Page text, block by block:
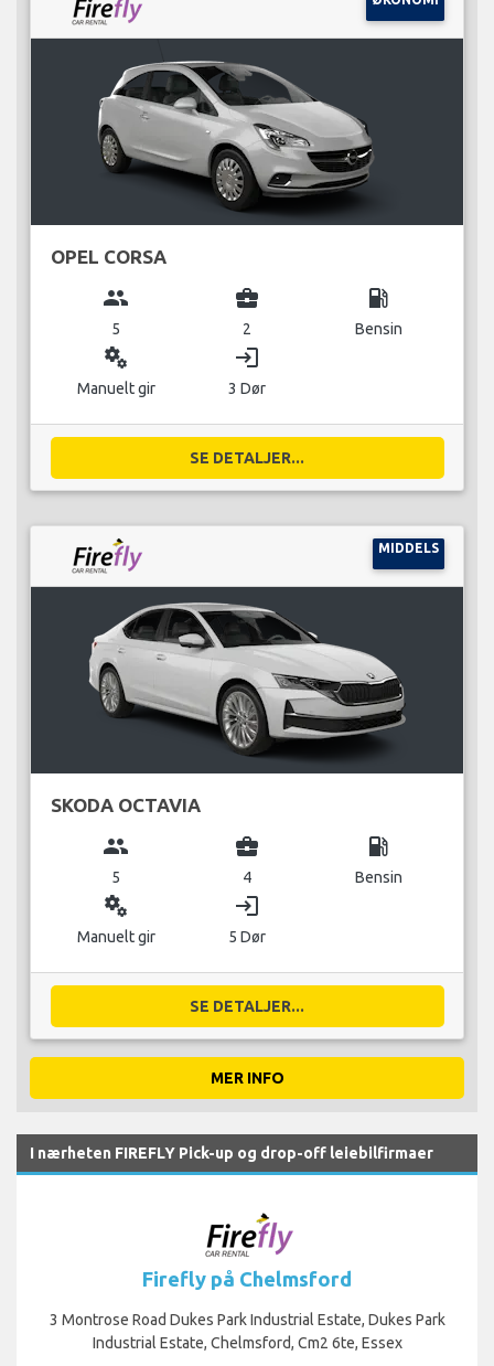
OPEL CORSA
group
5
business_center
2
local_gas_station
Bensin
miscellaneous_services
Manuelt gir
login
3 Dør
SE DETALJER...
MIDDELS
SKODA OCTAVIA
group
5
business_center
4
local_gas_station
Bensin
miscellaneous_services
Manuelt gir
login
5 Dør
SE DETALJER...
MER INFO
I nærheten FIREFLY Pick-up og drop-off leiebilfirmaer
Firefly på Chelmsford
3 Montrose Road Dukes Park Industrial Estate, Dukes Park
Industrial Estate, Chelmsford, Cm2 6te, Essex